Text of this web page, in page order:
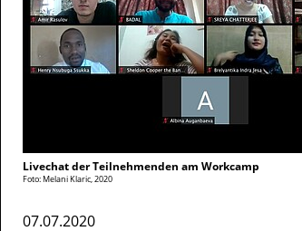
Livechat der Teilnehmenden am Workcamp
Foto: Melani Klaric, 2020
07.07.2020